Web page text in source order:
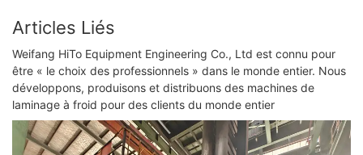
Articles Liés
Weifang HiTo Equipment Engineering Co., Ltd est connu pour
être « le choix des professionnels » dans le monde entier. Nous
développons, produisons et distribuons des machines de
laminage à froid pour des clients du monde entier